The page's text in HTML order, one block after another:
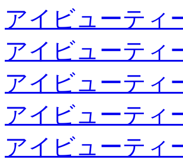
アイビューティ
アイビューティ
アイビューティ
アイビューティ
アイビューティ